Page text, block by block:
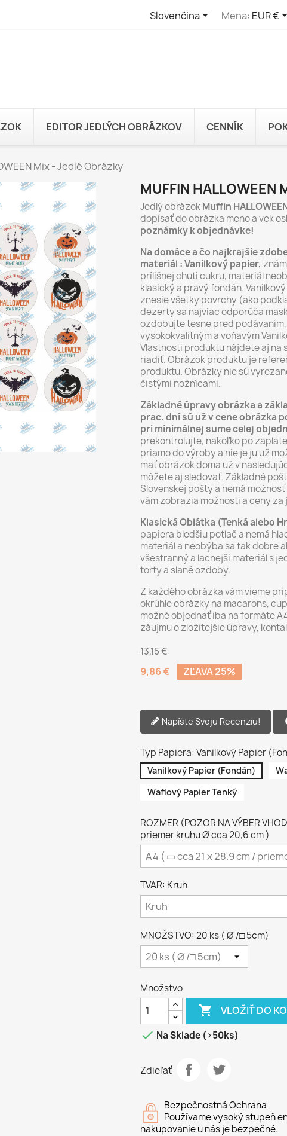
Slovenčina Mena: EUR €
EDITOR JEDLÝCH OBRÁZKOV CENNÍK
Mix - Jedlé Obrázky
MUFFIN HALLOWEEN
Jedlý obrázokMuffin
dopísať do obrázka meno a vek
poznámky k objednávke!
Na domáce a čo najkrajšie
materiál : Vanilkový papier,
prílišnej chuti cukru, materiál
klasický a pravý fondán.
znesie všetky povrchy (ako
dezerty sa najviac odporúča
ozdobujte tesne pred
vysokokvalitným a voňavým
Vlastnosti produktu nájdete aj na
riadiť. Obrázok produktu je
produktu. Obrázky nie sú
čistými nožnícami.
Základné úpravy obrázka a
prac. dní sú už v cene obrázka
pri minimálnej sume celej
prekontrolujte, nakoľko po
priamo do výroby a nie je ju už
mať obrázok doma už v
môžete aj sledovať. Základné
Slovenskej pošty a nemá
vám zobrazia možnosti a ceny
Klasická Oblátka (Tenká alebo
papiera bledšiu potlač a nemá
materiál a neobýba sa tak dobre
všestranný a lacnejši materiál s
torty a slané ozdoby.
Z každého obrázka vám vieme
okrúhle obrázky na macarons,
možné objednať iba na formáte
záujmu o zložitejšie úpravy,
13,15 €
9,86 € ZĽAVA 25%
Napíšte Svoju Recenziu!
Typ Papiera: Vanilkový Papier
Vanilkový Papier (Fondán)
Waflový Papier Tenký
ROZMER (POZOR NA VÝBER
priemer kruhu Ø cca 20,6 cm )
TVAR: Kruh
MNOŽSTVO: 20 ks ( Ø /□ 5cm)
Množstvo
 VLOŽIŤ DO
 Na Sklade (>50ks)
Zdieľať
Bezpečnostná Ochrana
Používame vysoký stupeň
nakupovanie u nás je bezpečné.